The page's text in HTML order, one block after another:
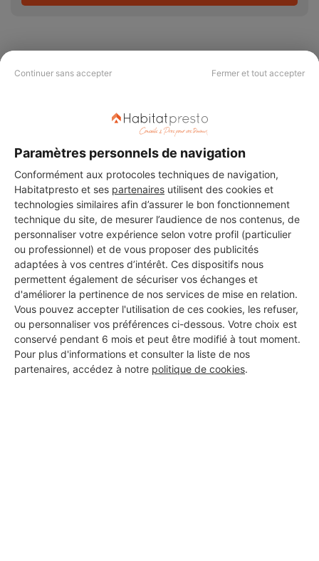
Continuer sans accepter Fermer et tout accepter
Paramètres personnels de navigation
Conformément aux protocoles techniques de navigation,
Habitatpresto et ses partenaires utilisent des cookies et
technologies similaires afin d’assurer le bon fonctionnement
technique du site, de mesurer l’audience de nos contenus, de
personnaliser votre expérience selon votre profil (particulier
ou professionnel) et de vous proposer des publicités
adaptées à vos centres d’intérêt. Ces dispositifs nous
permettent également de sécuriser vos échanges et
d'améliorer la pertinence de nos services de mise en relation.
Vous pouvez accepter l'utilisation de ces cookies, les refuser,
ou personnaliser vos préférences ci-dessous. Votre choix est
conservé pendant 6 mois et peut être modifié à tout moment.
Pour plus d'informations et consulter la liste de nos
partenaires, accédez à notre politique de cookies.
CHERCHER ?
Vous souhaitez réaliser des travaux et ne savez quel professionnel
choisir ? Demandez des devis travauxauprès de notre réseau de 5 000
professionnels partout en France.
DEMANDER UN DEVIS